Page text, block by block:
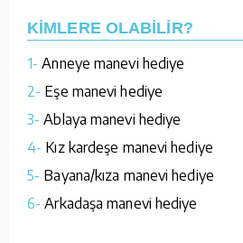
KİMLERE OLABİLİR?
1- Anneye manevi hediye
2- Eşe manevi hediye
3- Ablaya manevi hediye
4- Kız kardeşe manevi hediye
5- Bayana/kıza manevi hediye
6- Arkadaşa manevi hediye